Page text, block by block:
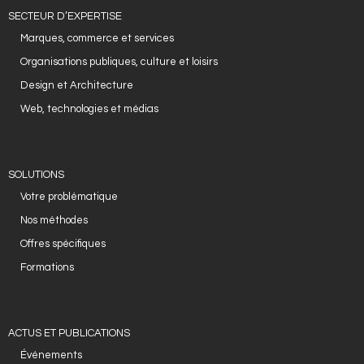
- Cas d'études
- Références
NOUS CONTACTER
SECTEUR D’EXPERTISE
Marques, commerce et services
Organisations publiques, culture et loisirs
Design et Architecture
Web, technologies et médias
SOLUTIONS
Votre problématique
Nos méthodes
Offres spécifiques
Formations
ACTUS ET PUBLICATIONS
Événements